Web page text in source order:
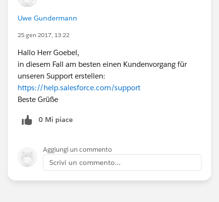
Uwe Gundermann
25 gen 2017, 13:22
Hallo Herr Goebel,
in diesem Fall am besten einen Kundenvorgang für
unseren Support erstellen:
https://help.salesforce.com/support
Beste Grüße
0 Mi piace
Aggiungi un commento
Scrivi un commento...